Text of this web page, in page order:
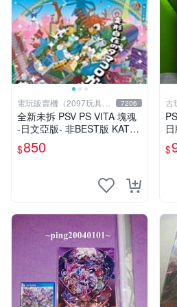
電玩販賣機（2097玩具公
仔舖
7206
全新未拆 PSV PS VITA 塊魂
-日文亞版- 非BEST版 KATA
MARI
$850
古
$